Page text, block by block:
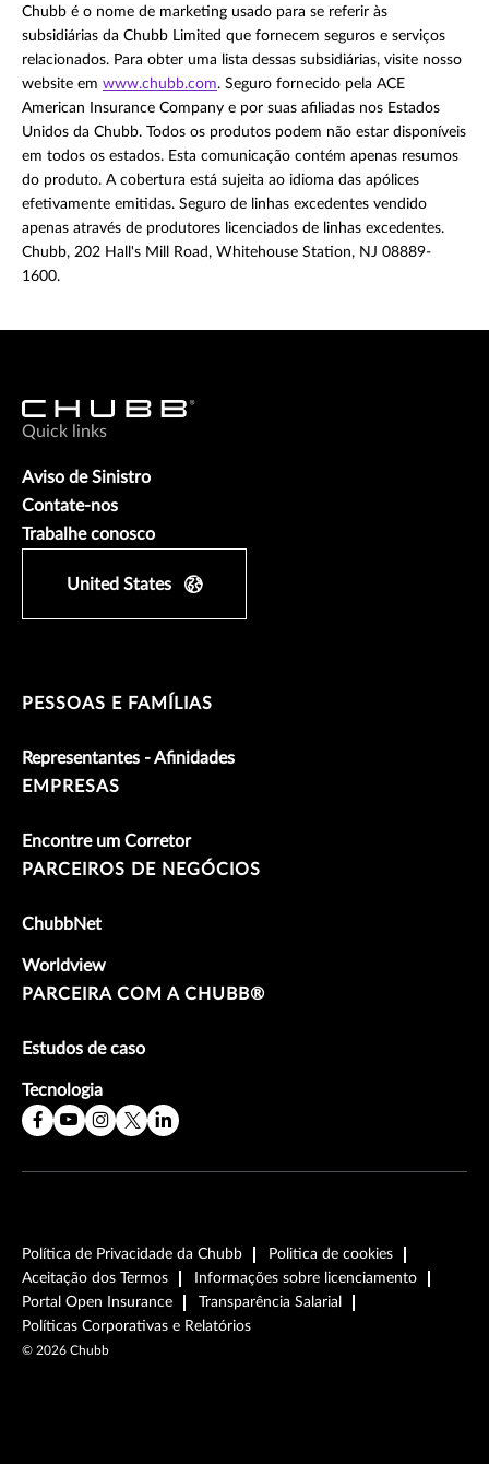
Chubb é o nome de marketing usado para se referir às
subsidiárias da Chubb Limited que fornecem seguros e serviços
relacionados. Para obter uma lista dessas subsidiárias, visite nosso
website em www.chubb.com. Seguro fornecido pela ACE
American Insurance Company e por suas afiliadas nos Estados
Unidos da Chubb. Todos os produtos podem não estar disponíveis
em todos os estados. Esta comunicação contém apenas resumos
do produto. A cobertura está sujeita ao idioma das apólices
efetivamente emitidas. Seguro de linhas excedentes vendido
apenas através de produtores licenciados de linhas excedentes.
Chubb, 202 Hall's Mill Road, Whitehouse Station, NJ 08889-
1600.
Quick links
Aviso de Sinistro
Contate-nos
Trabalhe conosco
United States
PESSOAS E FAMÍLIAS
Representantes - Afinidades
EMPRESAS
Encontre um Corretor
PARCEIROS DE NEGÓCIOS
ChubbNet
Worldview
PARCEIRA COM A CHUBB®
Estudos de caso
Tecnologia
Política de Privacidade da Chubb
Politica de cookies
Aceitação dos Termos
Informações sobre licenciamento
Portal Open Insurance
Transparência Salarial
Políticas Corporativas e Relatórios
© 2026 Chubb